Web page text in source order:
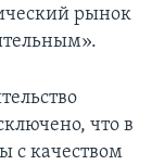
рынок
что в
с качеством